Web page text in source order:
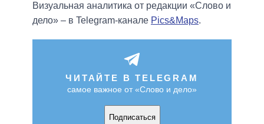
Визуальная аналитика от редакции «Слово и
дело» – в Telegram-канале Pics&Maps.
ЧИТАЙТЕ В TELEGRAM
самое важное от «Слово и дело»
Подписаться